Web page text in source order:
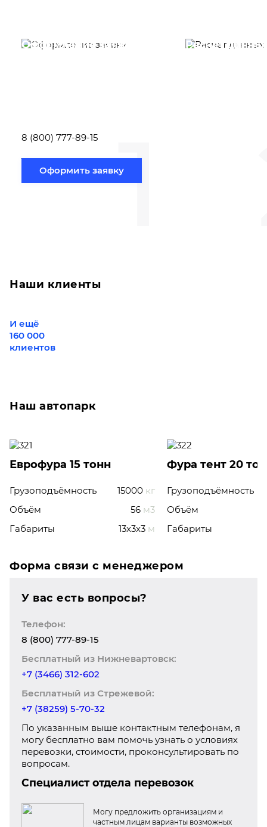
1
Оформление заявки
8 (800) 777-89-15
Оформить заявку
Расчет
Наши клиенты
И ещё
160 000
клиентов
Наш автопарк
Еврофура 15 тонн
Грузоподъёмность 15000 кг
Объём
56 м3
Габариты
13x3x3 м
Фура тент 20
Грузоподъёмность
Объём
Габариты
Форма связи с менеджером
У вас есть вопросы?
Телефон:
8 (800) 777-89-15
Бесплатный из Нижневартовск:
+7 (3466) 312-602
Бесплатный из Стрежевой:
+7 (38259) 5-70-32
По указанным выше контактным телефонам, я
могу бесплатно вам помочь узнать о условиях
перевозки, стоимости, проконсультировать по
вопросам.
Специалист отдела перевозок
Могу предложить организациям и
частным лицам варианты возможных